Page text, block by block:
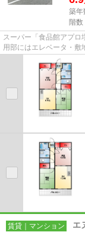
築年
階数
スーパー「食品館アプ
用部にはエレベータ・敷
す。よくお出かけをする
賃貸｜マンション エ